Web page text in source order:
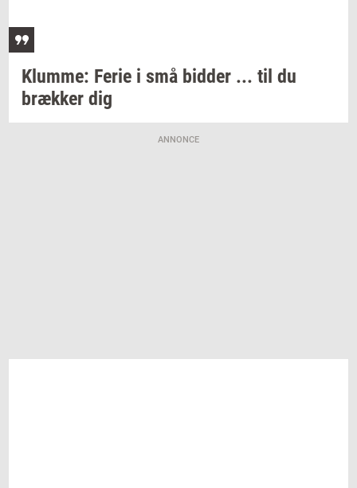
Klum­me: Ferie i små bid­der ... til du
bræk­ker dig
ANNONCE